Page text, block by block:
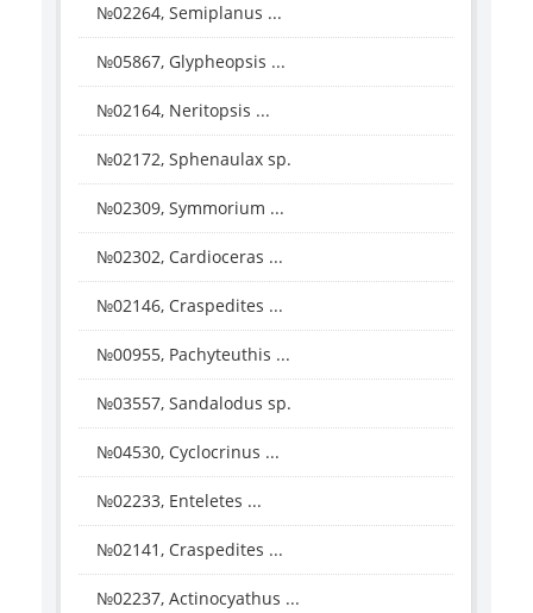
№02264, Semiplanus ...
№05867, Glypheopsis ...
№02164, Neritopsis ...
№02172, Sphenaulax sp.
№02309, Symmorium ...
№02302, Cardioceras ...
№02146, Craspedites ...
№00955, Pachyteuthis ...
№03557, Sandalodus sp.
№04530, Cyclocrinus ...
№02233, Enteletes ...
№02141, Craspedites ...
№02237, Actinocyathus ...